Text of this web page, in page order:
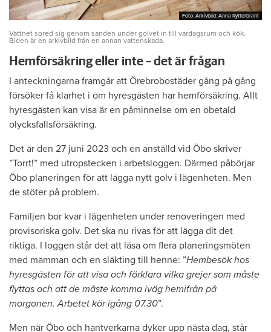
Foto: Arkivbild: Anna Rytterbrant
Foto: Arkivbild: Anna Rytterbrant
Vattnet spred sig genom sanden under golvet in till vardagsrum och kök.
Biden är en arkivbild från en annan vattenskada.
Hemförsäkring eller inte – det är frågan
I anteckningarna framgår att Örebrobostäder gång på gång
försöker få klarhet i om hyresgästen har hemförsäkring. Allt
hyresgästen kan visa är en påminnelse om en obetald
olycksfallsförsäkring.
Det är den 27 juni 2023 och en anställd vid Öbo skriver
”Torrt!” med utropstecken i arbetsloggen. Därmed påbörjar
Öbo planeringen för att lägga nytt golv i lägenheten. Men
de stöter på problem.
Familjen bor kvar i lägenheten under renoveringen med
provisoriska golv. Det ska nu rivas för att lägga dit det
riktiga. I loggen står det att läsa om flera planeringsmöten
med mamman och en släkting till henne: ”Hembesök hos
hyresgästen för att visa och förklara vilka grejer som måste
flyttas och att de måste komma iväg hemifrån på
morgonen. Arbetet kör igång 07.30”.
Men när Öbo och hantverkarna dyker upp nästa dag, står